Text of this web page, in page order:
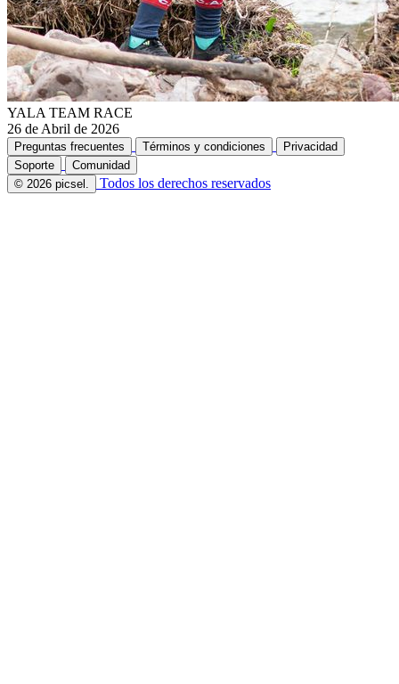
YALA TEAM RACE
26 de Abril de 2026
Preguntas frecuentes Términos y condiciones
Privacidad
Soporte
Comunidad
© 2026 picsel.
Todos los derechos reservados